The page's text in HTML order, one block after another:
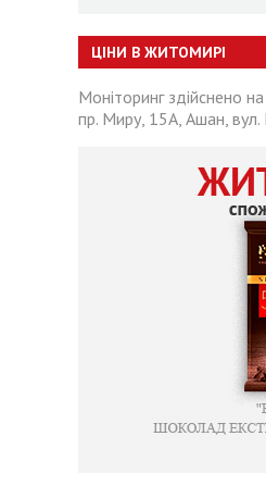
ЦІНИ В ЖИТОМИРІ
Моніторинг здійснено
пр. Миру, 15А, Ашан, вул.